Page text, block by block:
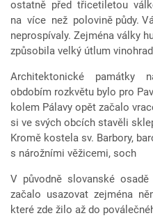
ostatně před třicetiletou
na více než polovině půdy.
neprospívaly. Zejména války
způsobila velký útlum
Architektonické památky
obdobím rozkvětu bylo pro
kolem Pálavy opět začalo
si ve svých obcích stavěli
Kromě kostela sv. Barbory,
s nárožními věžicemi, soch
V původně slovanské
začalo usazovat zejména
které zde žilo až do